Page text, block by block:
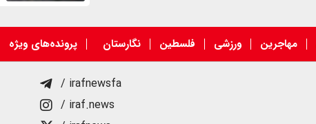
مهاجرین ورزشی فلسطین نگارستان پرونده‌های ویژه
/ irafnewsfa
/ iraf.news